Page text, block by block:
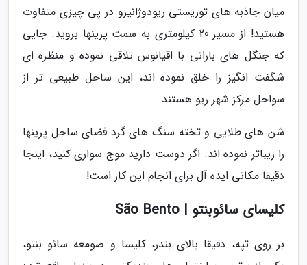
میان جاذبه های توریستی ریودوژانیرو در پی چیزی متفاوت
هستید! از مسیر 20 کیلومتری به سمت پرینها بروید. جایی
که جنگل های بارانی با اقیانوس تلاقی نموده و منظره ای
شگفت انگیز را خلق نموده اند، این ساحل طبیعی تر از
سواحل مرکز شهر ریو هستند.
شن های طلایی و تخته سنگ های گرد فضای ساحل پرینها
را زیباتر نموده اند. اگر دوست دارید موج سواری کنید، اینجا
دقیقا مکانی ایده آل برای انجام این کار است!
کلیسای سائوبنتو | São Bento
بر روی تپه، دقیقا بالای بندر، کلیسا و صومعه سائو بنتو،